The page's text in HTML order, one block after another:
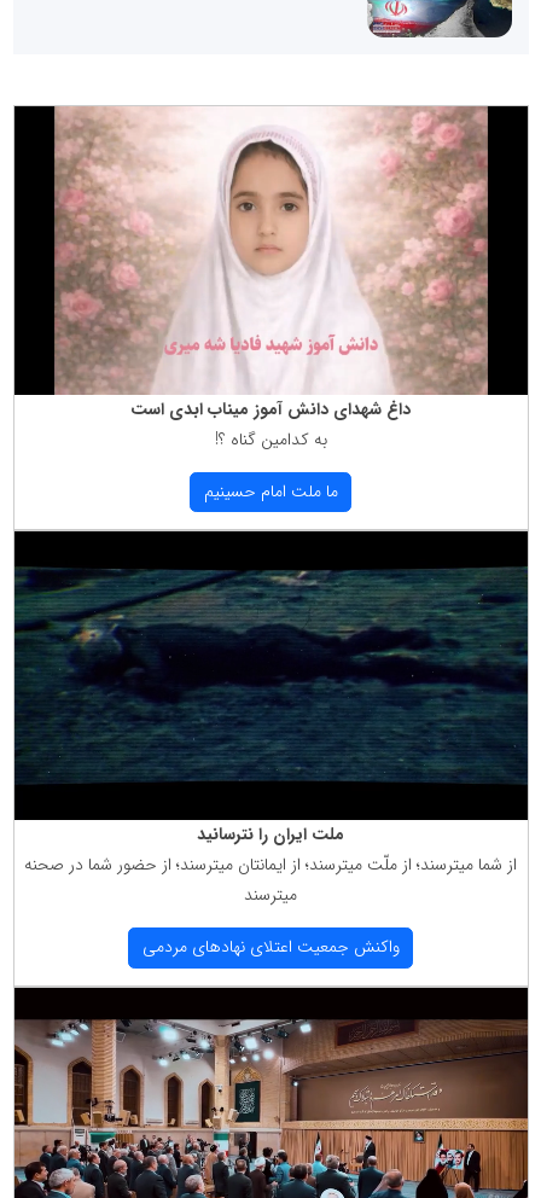
داغ شهدای دانش آموز میناب ابدی است
به كدامین گناه ؟!
ما ملت امام حسینیم
ملت ایران را نترسانید
از شما میترسند؛ از ملّت میترسند؛ از ایمانتان میترسند؛ از حضور شما در صحنه
میترسند
واكنش جمعیت اعتلای نهادهای مردمی